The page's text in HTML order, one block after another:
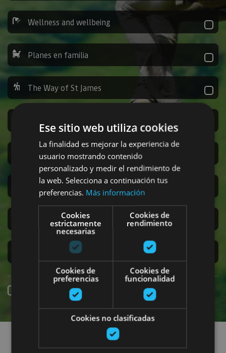
Wellness and wellbeing
Planes en familia
The Way of St James
San Fermin
Accesibilidad
Turismo regenerativo
Experiencias exclusivas
Online booking
Find plans
Ese sitio web utiliza cookies
La finalidad es mejorar la experiencia de
usuario mostrando contenido
personalizado y medir el rendimiento de
la web. Selecciona a continuación tus
preferencias. Más información
Cookies
estrictamente
necesarias
Cookies de
rendimiento
Cookies de
preferencias
Cookies de
funcionalidad
Cookies no clasificadas